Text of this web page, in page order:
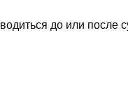
до или после